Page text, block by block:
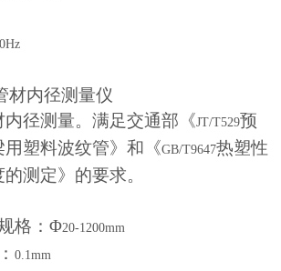
材内径测量仪
径测量。满足交通部《JT/T529预
用塑料波纹管》和《GB/T9647热塑性
测定》的要求。
格：Φ20-1200mm
0.1mm